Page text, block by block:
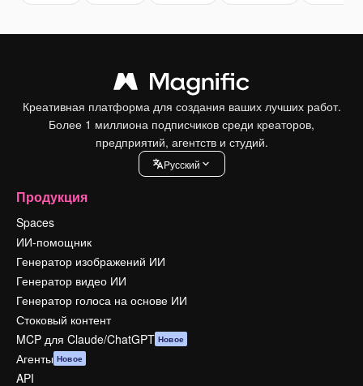
Креативная платформа для создания ваших лучших работ.
Более 1 миллиона подписчиков среди креаторов,
предприятий, агентств и студий.
Pусский
Продукция
Spaces
ИИ-помощник
Генератор изображений ИИ
Генератор видео ИИ
Генератор голоса на основе ИИ
Стоковый контент
MCP для Claude/ChatGPT Новое
Агенты Новое
API